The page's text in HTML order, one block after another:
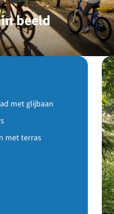
beeld
met glijbaan
met terras